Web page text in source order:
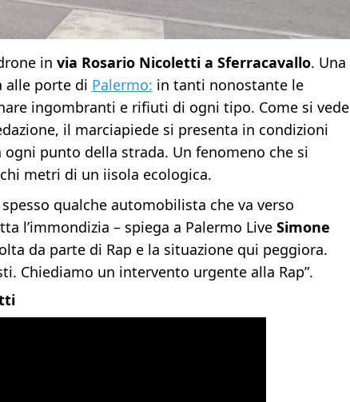
in via Rosario Nicoletti a Sferracavallo. Una
alle porte di Palermo: in tanti nonostante le
ingombranti e rifiuti di ogni tipo. Come si vede
il marciapiede si presenta in condizioni
punto della strada. Un fenomeno che si
metri di un iisola ecologica.
qualche automobilista che va verso
l’immondizia – spiega a Palermo LiveSimone
da parte di Rap e la situazione qui peggiora.
Chiediamo un intervento urgente alla Rap”.